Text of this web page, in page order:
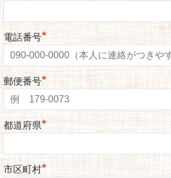
電話番号*
郵便番号*
都道府県*
市区町村*